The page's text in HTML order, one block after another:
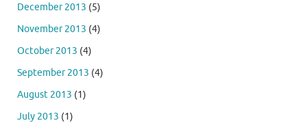
December 2013 (5)
November 2013 (4)
October 2013 (4)
September 2013 (4)
August 2013 (1)
July 2013 (1)